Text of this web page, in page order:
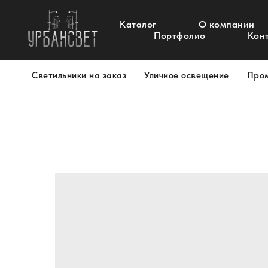
Каталог О компании
Портфолио
Светильники на заказ Уличное освещение